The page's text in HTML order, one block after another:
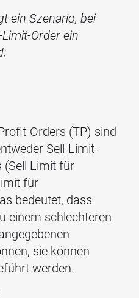
ein Szenario, bei
Order ein
Orders (TP) sind
Sell-Limit-
(Sell Limit für
für
bedeutet, dass
einem schlechteren
sie können
werden.